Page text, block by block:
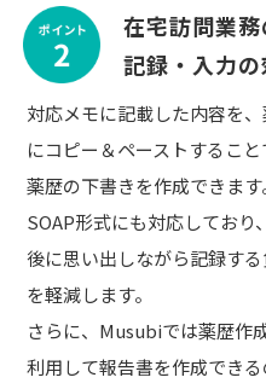
在宅訪問業
記録・入力
対応メモに記載した内容を
にコピー＆ペーストすること
薬歴の下書きを作成できます
SOAP形式にも対応しており
後に思い出しながら記録する
を軽減します。
さらに、Musubiでは薬歴作
利用して報告書を作成でき